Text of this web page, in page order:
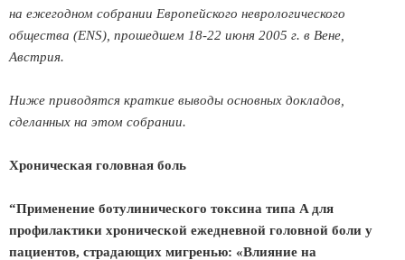
на ежегодном собрании Европейского неврологического
общества (ENS), прошедшем 18-22 июня 2005 г. в Вене,
Австрия.
Ниже приводятся краткие выводы основных докладов,
сделанных на этом собрании.
Хроническая головная боль
“Применение ботулинического токсина типа A для
профилактики хронической ежедневной головной боли у
пациентов, страдающих мигренью: «Влияние на